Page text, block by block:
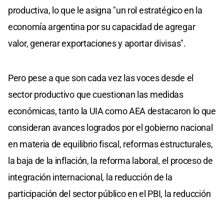
productiva, lo que le asigna "un rol estratégico en la
economía argentina por su capacidad de agregar
valor, generar exportaciones y aportar divisas".
Pero pese a que son cada vez las voces desde el
sector productivo que cuestionan las medidas
económicas, tanto la UIA como AEA destacaron lo que
consideran avances logrados por el gobierno nacional
en materia de equilibrio fiscal, reformas estructurales,
la baja de la inflación, la reforma laboral, el proceso de
integración internacional, la reducción de la
participación del sector público en el PBI, la reducción